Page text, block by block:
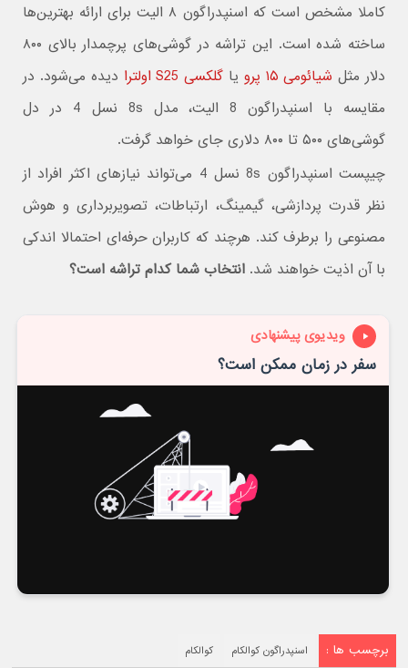
کاملا مشخص است که اسنپدراگون ۸ الیت برای ارائه بهترین‌ها
ساخته شده است. این تراشه در گوشی‌های پرچمدار بالای ۸۰۰
دلار مثل شیائومی ۱۵ پرو یا گلکسی S25 اولترا
دیده می‌شود. در
مقایسه با اسنپدراگون 8 الیت، مدل 8s نسل 4 در دل
گوشی‌های ۵۰۰ تا ۸۰۰ دلاری جای خواهد گرفت.
چیپست اسنپدراگون 8s نسل 4 می‌تواند نیازهای اکثر افراد از
نظر قدرت پردازشی، گیمینگ، ارتباطات، تصویربرداری و هوش
مصنوعی را برطرف کند. هرچند که کاربران حرفه‌ای احتمالا اندکی
با آن اذیت خواهند شد.انتخاب شما کدام تراشه است؟
ویدیوی پیشنهادی
سفر در زمان ممکن است؟
برچسب ها : اسنپدراگون کوالکام کوالکام